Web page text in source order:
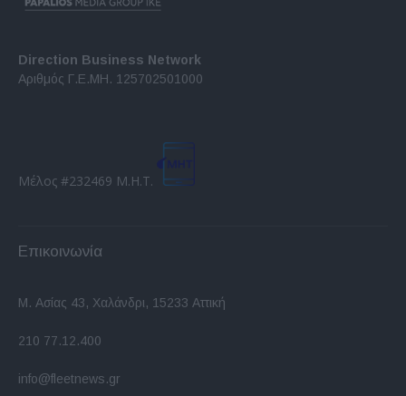
Direction Business Network
Αριθμός Γ.Ε.ΜΗ. 125702501000
Μέλος #232469 Μ.Η.Τ.
Επικοινωνία
Μ. Ασίας 43, Χαλάνδρι, 15233 Αττική
210 77.12.400
info@fleetnews.gr